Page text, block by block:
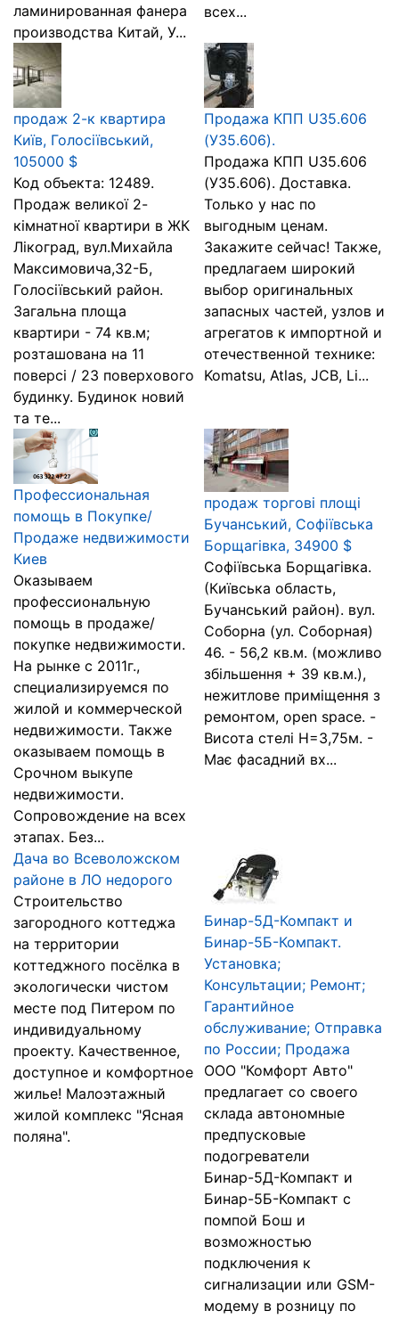
ламинированная фанера
производства Китай, У...
всех...
продаж 2-к квартира
Київ, Голосіївський,
105000 $
Код объекта: 12489.
Продаж великої 2-
кімнатної квартири в ЖК
Лікоград, вул.Михайла
Максимовича,32-Б,
Голосіївський район.
Загальна площа
квартири - 74 кв.м;
розташована на 11
поверсі / 23 поверхового
будинку. Будинок новий
та те...
Продажа КПП U35.606
(У35.606).
Продажа КПП U35.606
(У35.606). Доставка.
Только у нас по
выгодным ценам.
Закажите сейчас! Также,
предлагаем широкий
выбор оригинальных
запасных частей, узлов и
агрегатов к импортной и
отечественной технике:
Komatsu, Atlas, JCB, Li...
Профессиональная
помощь в Покупке/
Продаже недвижимости
Киев
Оказываем
профессиональную
помощь в продаже/
покупке недвижимости.
На рынке с 2011г.,
специализируемся по
жилой и коммерческой
недвижимости. Также
оказываем помощь в
Срочном выкупе
недвижимости.
Сопровождение на всех
этапах. Без...
продаж торгові площі
Бучанський, Софіївська
Борщагівка, 34900 $
Софіївська Борщагівка.
(Київська область,
Бучанський район). вул.
Соборна (ул. Соборная)
46. - 56,2 кв.м. (можливо
збільшення + 39 кв.м.),
нежитлове приміщення з
ремонтом, open space. -
Висота стелі Н=3,75м. -
Має фасадний вх...
Дача во Всеволожском
районе в ЛО недорого
Строительство
загородного коттеджа
на территории
коттеджного посёлка в
экологически чистом
месте под Питером по
индивидуальному
проекту. Качественное,
доступное и комфортное
жилье! Малоэтажный
жилой комплекс "Ясная
поляна".
Бинар-5Д-Компакт и
Бинар-5Б-Компакт.
Установка;
Консультации; Ремонт;
Гарантийное
обслуживание; Отправка
по России; Продажа
ООО "Комфорт Авто"
предлагает со своего
склада автономные
предпусковые
подогреватели
Бинар-5Д-Компакт и
Бинар-5Б-Компакт с
помпой Бош и
возможностью
подключения к
сигнализации или GSM-
модему в розницу по